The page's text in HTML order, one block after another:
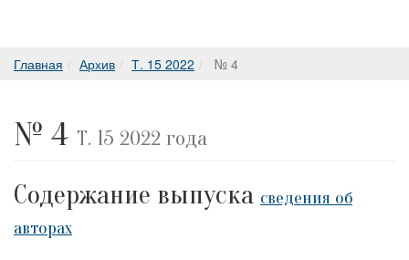
Главная Архив Т. 15 2022 № 4
№ 4 Т. 15 2022 года
Содержание выпуска сведения об
авторах